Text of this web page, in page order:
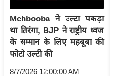
डि
या
सा
हि
त्य
Mehbooba ने उल्टा पकड़ा
था तिरंगा, BJP ने राष्ट्रीय ध्वज
के सम्मान के लिए महबूबा की
फोटो उल्टी की
8/7/2026 12:00:00 AM